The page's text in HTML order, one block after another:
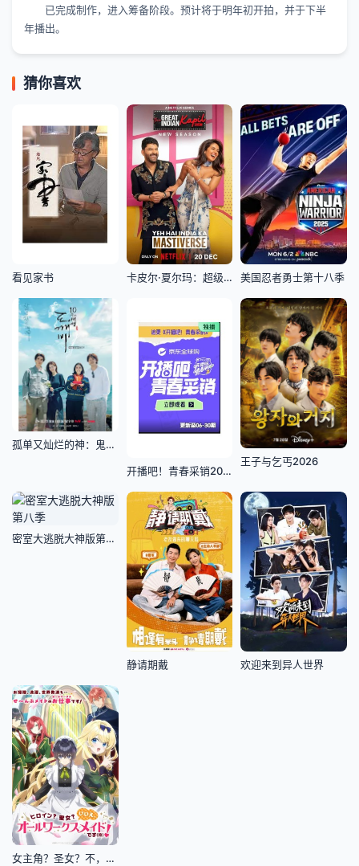
已完成制作，进入筹备阶段。预计将于明年初开拍，并于下半
年播出。
猜你喜欢
看见家书 卡皮尔·夏尔玛：超级印度喜剧秀第四季 美国忍者勇士第十八季
孤单又灿烂的神：鬼怪十周年特辑
开播吧！青春采销2026
王子与乞丐2026
密室大逃脱大神版第八季
静请期戴 欢迎来到异人世界
女主角？圣女？不，我是杂役女仆(自豪)！